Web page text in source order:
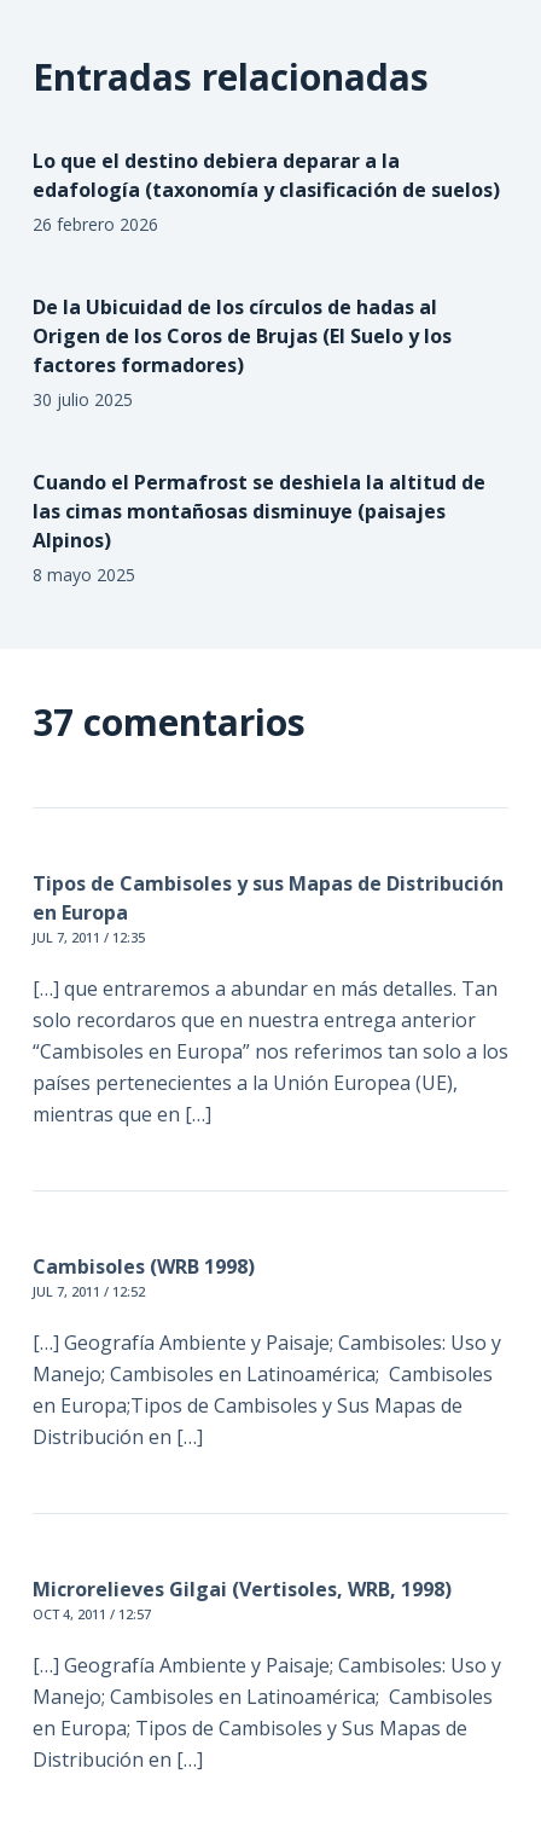
Entradas relacionadas
Lo que el destino debiera deparar a la
edafología (taxonomía y clasificación de suelos)
26 febrero 2026
De la Ubicuidad de los círculos de hadas al
Origen de los Coros de Brujas (El Suelo y los
factores formadores)
30 julio 2025
Cuando el Permafrost se deshiela la altitud de
las cimas montañosas disminuye (paisajes
Alpinos)
8 mayo 2025
37 comentarios
Tipos de Cambisoles y sus Mapas de Distribución
en Europa
JUL 7, 2011 / 12:35
[…] que entraremos a abundar en más detalles. Tan
solo recordaros que en nuestra entrega anterior
“Cambisoles en Europa” nos referimos tan solo a los
países pertenecientes a la Unión Europea (UE),
mientras que en […]
Cambisoles (WRB 1998)
JUL 7, 2011 / 12:52
[…] Geografía Ambiente y Paisaje; Cambisoles: Uso y
Manejo; Cambisoles en Latinoamérica; Cambisoles
en Europa;Tipos de Cambisoles y Sus Mapas de
Distribución en […]
Microrelieves Gilgai (Vertisoles, WRB, 1998)
OCT 4, 2011 / 12:57
[…] Geografía Ambiente y Paisaje; Cambisoles: Uso y
Manejo; Cambisoles en Latinoamérica; Cambisoles
en Europa; Tipos de Cambisoles y Sus Mapas de
Distribución en […]